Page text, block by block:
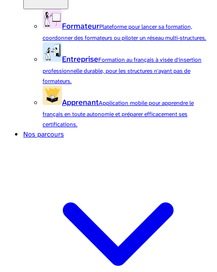
FormateurPlateforme pour lancer sa formation,
coordonner des formateurs ou piloter un réseau multi-structures.
EntrepriseFormation au français à visée d'insertion
professionnelle durable, pour les structures n'ayant pas de
formateurs.
ApprenantApplication mobile pour apprendre le
français en toute autonomie et préparer efficacement ses
certifications.
Nos parcours